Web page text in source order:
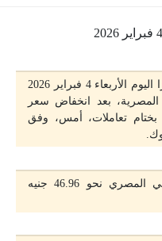
شهد سعر الدولار في مصر استقرارًا اليوم الأربعاء 4 فبراير 2026
بعد انخفاض سعر
الجنيه في 10 بنوك، بختام تعاملات، أمس، وفق
سجل سعر الدولار في البنك الأهلي المصري نحو 46.96 جنيه